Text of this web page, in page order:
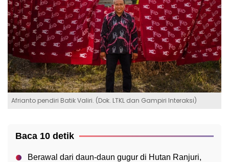
Afrianto pendiri Batik Valiri. (Dok. LTKL dan Gampiri Interaksi)
Baca 10 detik
Berawal dari daun-daun gugur di Hutan Ranjuri,